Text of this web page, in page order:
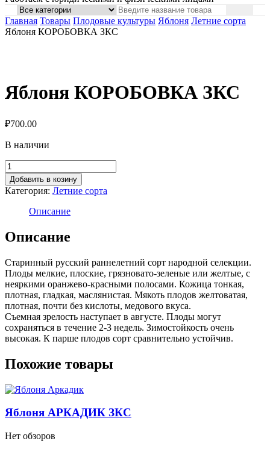
Главная Товары Плодовые культуры Яблоня Летние сорта
Яблоня КОРОБОВКА ЗКС
Яблоня КОРОБОВКА ЗКС
₽700.00
В наличии
Добавить в козину
Категория: Летние сорта
Описание
Описание
Старинный русский раннелетний сорт народной селекции.
Плоды мелкие, плоские, грязновато-зеленые или желтые, с
неяркими оранжево-красными полосами. Кожица тонкая,
плотная, гладкая, маслянистая. Мякоть плодов желтоватая,
плотная, почти без кислоты, медового вкуса.
Съемная зрелость наступает в августе. Плоды могут
сохраняться в течение 2-3 недель. Зимостойкость очень
высокая. К парше плодов сорт сравнительно устойчив.
Похожие товары
Яблоня АРКАДИК ЗКС
Нет обзоров